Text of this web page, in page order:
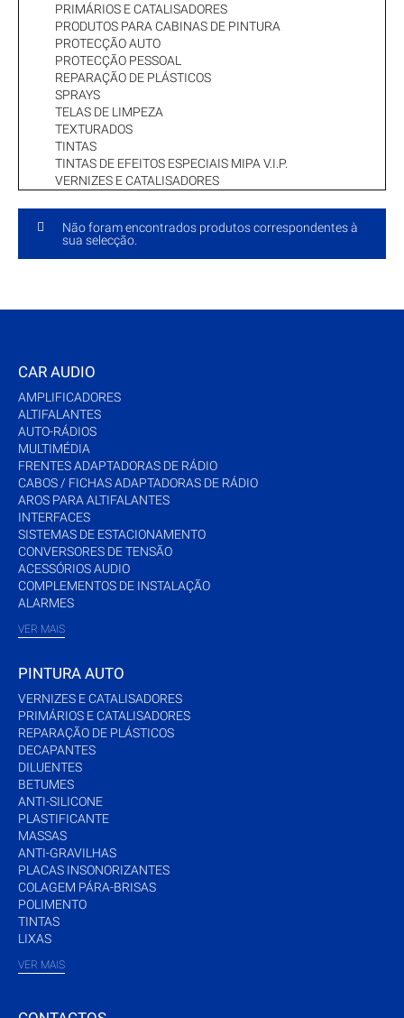
Não foram encontrados produtos correspondentes à
sua selecção.
PRIMÁRIOS E CATALISADORES
PRODUTOS PARA CABINAS DE PINTURA
PROTECÇÃO AUTO
PROTECÇÃO PESSOAL
REPARAÇÃO DE PLÁSTICOS
SPRAYS
TELAS DE LIMPEZA
TEXTURADOS
TINTAS
TINTAS DE EFEITOS ESPECIAIS MIPA V.I.P.
VERNIZES E CATALISADORES
CAR AUDIO
AMPLIFICADORES
ALTIFALANTES
AUTO-RÁDIOS
MULTIMÉDIA
FRENTES ADAPTADORAS DE RÁDIO
CABOS / FICHAS ADAPTADORAS DE RÁDIO
AROS PARA ALTIFALANTES
INTERFACES
SISTEMAS DE ESTACIONAMENTO
CONVERSORES DE TENSÃO
ACESSÓRIOS AUDIO
COMPLEMENTOS DE INSTALAÇÃO
ALARMES
VER MAIS
PINTURA AUTO
VERNIZES E CATALISADORES
PRIMÁRIOS E CATALISADORES
REPARAÇÃO DE PLÁSTICOS
DECAPANTES
DILUENTES
BETUMES
ANTI-SILICONE
PLASTIFICANTE
MASSAS
ANTI-GRAVILHAS
PLACAS INSONORIZANTES
COLAGEM PÁRA-BRISAS
POLIMENTO
TINTAS
LIXAS
VER MAIS